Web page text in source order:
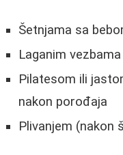
Šetnjama sa
Laganim
Pilatesom ili
nakon porođaja
Plivanjem (nakon